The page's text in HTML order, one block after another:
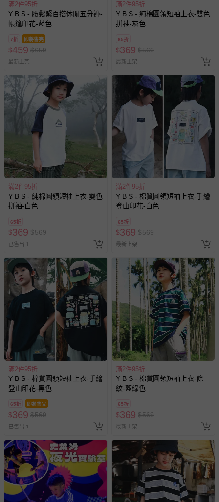
助取消退款事宜。
商品如因「價格、組合」等錯誤原因，導致無法安排出貨，
償。
滿2件95折
Y B S - 腰鬆緊百搭休閒五分褲-
帳篷印花-藍色
7折 即將售完
$459 $659
最新上架
滿2件95折
Y B S - 純棉圓領短袖上衣-雙色
拼袖-灰色
65折
$369 $569
最新上架
滿2件95折
Y B S - 純棉圓領短袖上衣-雙色
拼袖-白色
65折
$369 $569
已售出 1
滿2件95折
Y B S - 棉質圓領短袖上衣-手繪
登山印花-白色
65折
$369 $569
最新上架
滿2件95折
Y B S - 棉質圓領短袖上衣-手繪
登山印花-黑色
65折 即將售完
$369 $569
已售出 1
滿2件95折
Y B S - 棉質圓領短袖上衣-條
紋-藍綠色
65折
$369 $569
最新上架